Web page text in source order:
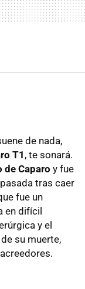
de nada,
T1 , te sonará.
de Caparo y fue
tras caer
fue un
en difícil
y el
su muerte,